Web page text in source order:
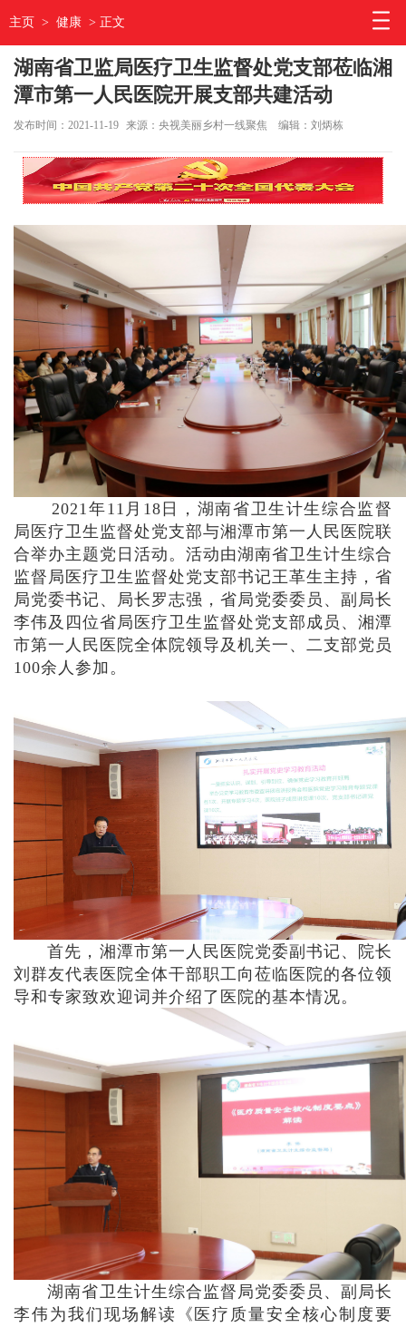
主页 > 健康 > 正文
湖南省卫监局医疗卫生监督处党支部莅临湘
潭市第一人民医院开展支部共建活动
发布时间：2021-11-19 来源：央视美丽乡村一线聚焦 编辑：刘炳栋
2021年11月18日，湖南省卫生计生综合监督
局医疗卫生监督处党支部与湘潭市第一人民医院联
合举办主题党日活动。活动由湖南省卫生计生综合
监督局医疗卫生监督处党支部书记王革生主持 ， 省
局党委书记、局长罗志强，省局党委委员、副局长
李伟及四位省局医疗卫生监督处党支部成员、湘潭
市第一人民医院全体院领导及机关一、二支部党员
100余人参加。
首先，湘潭市第一人民医院党委副书记、院长
刘群友代表医院全体干部职工向莅临医院的各位领
导和专家致欢迎词并介绍了医院的基本情况。
湖南省卫生计生综合监督局党委委员、副局长
李伟为我们现场解读《医疗质量安全核心制度要